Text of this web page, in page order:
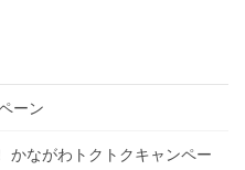
ーン
かながわトクトクキャンペー